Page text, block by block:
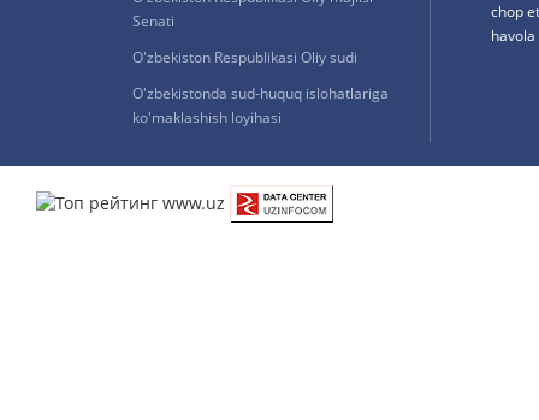
Senati
O'zbekiston Respublikasi Oliy sudi
O'zbekistonda sud-huquq islohatlariga
ko'maklashish loyihasi
chop